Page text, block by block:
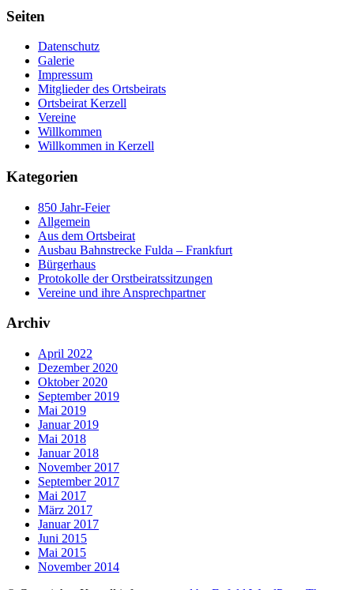
Seiten
Datenschutz
Galerie
Impressum
Mitglieder des Ortsbeirats
Ortsbeirat Kerzell
Vereine
Willkommen
Willkommen in Kerzell
Kategorien
850 Jahr-Feier
Allgemein
Aus dem Ortsbeirat
Ausbau Bahnstrecke Fulda – Frankfurt
Bürgerhaus
Protokolle der Orstbeiratssitzungen
Vereine und ihre Ansprechpartner
Archiv
April 2022
Dezember 2020
Oktober 2020
September 2019
Mai 2019
Januar 2019
Mai 2018
Januar 2018
November 2017
September 2017
Mai 2017
März 2017
Januar 2017
Juni 2015
Mai 2015
November 2014